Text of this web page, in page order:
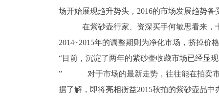
场开始展现趋升势头，2016的市场发展趋势备
在紫砂壶行家、资深买手何敏思看来，十
2014~2015年的调整期则为净化市场，挤掉价
“目前，沉淀了两年的紫砂壶收藏市场已经显
” 对于市场的最新走势，往往能在拍卖市
据了解，即将亮相衡益2015秋拍的紫砂壶品